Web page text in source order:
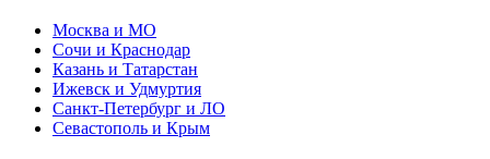
Москва и МО
Сочи и Краснодар
Казань и Татарстан
Ижевск и Удмуртия
Санкт-Петербург и ЛО
Севастополь и Крым